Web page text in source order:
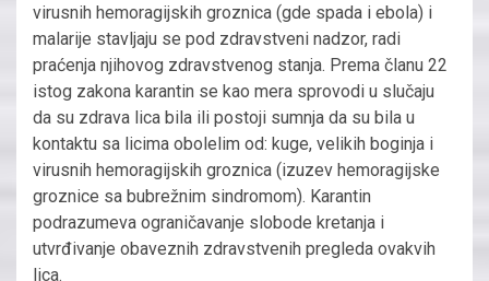
virusnih hemoragijskih groznica (gde spada i ebola) i
malarije stavljaju se pod zdravstveni nadzor, radi
praćenja njihovog zdravstvenog stanja. Prema članu 22
istog zakona karantin se kao mera sprovodi u slučaju
da su zdrava lica bila ili postoji sumnja da su bila u
kontaktu sa licima obolelim od: kuge, velikih boginja i
virusnih hemoragijskih groznica (izuzev hemoragijske
groznice sa bubrežnim sindromom). Karantin
podrazumeva ograničavanje slobode kretanja i
utvrđivanje obaveznih zdravstvenih pregleda ovakvih
lica.